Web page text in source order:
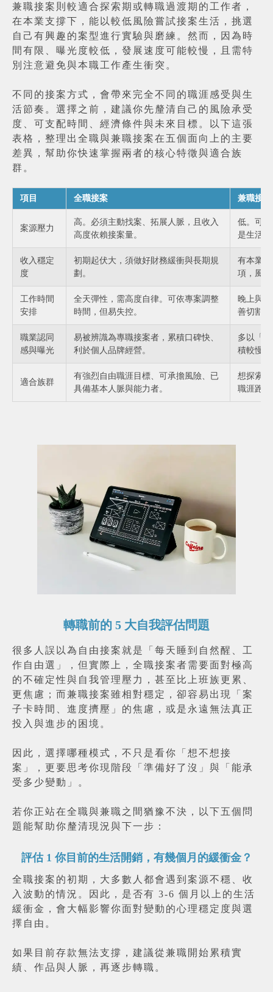
兼職接案則較適合探索期或轉職過渡期的工作者，
在本業支撐下，能以較低風險嘗試接案生活，挑選
自己有興趣的案型進行實驗與磨練。然而，因為時
間有限、曝光度較低，發展速度可能較慢，且需特
別注意避免與本職工作產生衝突。
不同的接案方式，會帶來完全不同的職涯感受與生
活節奏。選擇之前，建議你先釐清自己的風險承受
度、可支配時間、經濟條件與未來目標。以下這張
表格，整理出全職與兼職接案在五個面向上的主要
差異，幫助你快速掌握兩者的核心特徵與適合族
群。
項目 全職接案 兼職接案
案源壓力
高。必須主動找案、拓展人脈，且收入
高度依賴接案量。
低。可
是生活
收入穩定
度
初期起伏大，須做好財務緩衝與長期規
劃。
有本業
項，風
工作時間
安排
全天彈性，需高度自律。可依專案調整
時間，但易失控。
晚上與
善切割
職業認同
感與曝光
易被辨識為專職接案者，累積口碑快、
利於個人品牌經營。
多以「
積較慢。
適合族群
有強烈自由職涯目標、可承擔風險、已
具備基本人脈與能力者。
想探索
職涯跑
轉職前的 5 大自我評估問題
很多人誤以為自由接案就是「每天睡到自然醒、工
作自由選」，但實際上，全職接案者需要面對極高
的不確定性與自我管理壓力，甚至比上班族更累、
更焦慮；而兼職接案雖相對穩定，卻容易出現「案
子卡時間、進度擠壓」的焦慮，或是永遠無法真正
投入與進步的困境。
因此，選擇哪種模式，不只是看你「想不想接
案」，更要思考你現階段「準備好了沒」與「能承
受多少變動」。
若你正站在全職與兼職之間猶豫不決，以下五個問
題能幫助你釐清現況與下一步：
評估 1 你目前的生活開銷，有幾個月的緩衝金？
全職接案的初期，大多數人都會遇到案源不穩、收
入波動的情況。因此，是否有 3-6 個月以上的生活
緩衝金，會大幅影響你面對變動的心理穩定度與選
擇自由。
如果目前存款無法支撐，建議從兼職開始累積實
績、作品與人脈，再逐步轉職。